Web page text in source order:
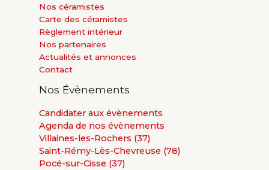
Nos céramistes
Carte des céramistes
Règlement intérieur
Nos partenaires
Actualités et annonces
Contact
Nos Évènements
Candidater aux évènements
Agenda de nos évènements
Villaines-les-Rochers (37)
Saint-Rémy-Lès-Chevreuse (78)
Pocé-sur-Cisse (37)